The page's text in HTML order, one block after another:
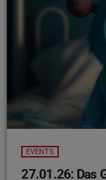
EVENTS
27.01.26: Das